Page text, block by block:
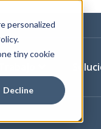
personalized
tiny cookie
Decline